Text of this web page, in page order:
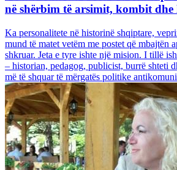
në shërbim të arsimit, kombit dhe
Ka personalitete në historinë shqiptare,
mund të matet vetëm me postet që mbajtën
shkruar. Jeta e tyre ishte një mision. I tillë
– historian, pedagog, publicist, burrë shteti
më të shquar të mërgatës politike